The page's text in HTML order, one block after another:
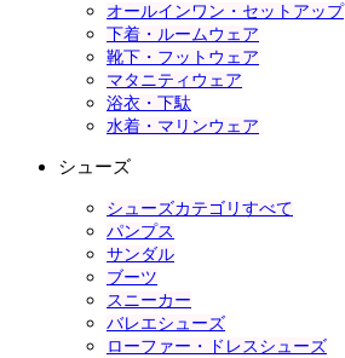
オールインワン・セットアップ
下着・ルームウェア
靴下・フットウェア
マタニティウェア
浴衣・下駄
水着・マリンウェア
シューズ
シューズカテゴリすべて
パンプス
サンダル
ブーツ
スニーカー
バレエシューズ
ローファー・ドレスシューズ